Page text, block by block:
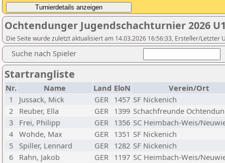
Ochtendunger Jugendschachturnier 2026
Die Seite wurde zuletzt aktualisiert am 14.03.2026 16:56:33, Ersteller/Letzter
Suche nach Spieler
Startrangliste
Nr. Name Land EloN
Verein/Ort
1
Jussack, Mick GER 1457 SF Nickenich
2
Reuber, Ella GER 1399 Schachfreunde
3
Frei, Philipp GER 1356 SC Heimbach-Weis/
4 Wohde, Max GER 1351 SF Nickenich
5
Spiller, Lennard GER 1282 SF Nickenich
6
Rahn, Jakob GER 1197 SC Heimbach-Weis/